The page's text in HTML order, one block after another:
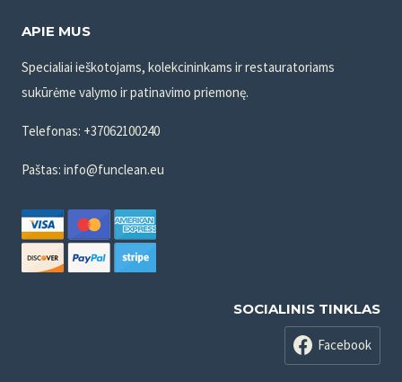
APIE MUS
Specialiai ieškotojams, kolekcininkams ir restauratoriams
sukūrėme valymo ir patinavimo priemonę.
Telefonas: +37062100240
Paštas: info@funclean.eu
SOCIALINIS TINKLAS
Facebook